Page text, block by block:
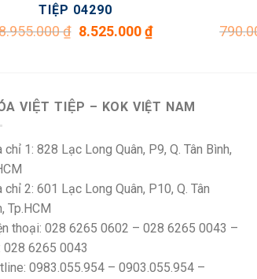
TIỆP 04290
₫
Giá
gốc
8.525.000₫Giá
hiện
VIỆT TIỆP – KOK VIỆT NAM
1: 828 Lạc Long Quân, P9, Q. Tân Bình,
2: 601 Lạc Long Quân, P10, Q. Tân
Tp.HCM
thoại: 028 6265 0602 – 028 6265 0043 –
028 6265 0043
0983.055.954 – 0903.055.954 –